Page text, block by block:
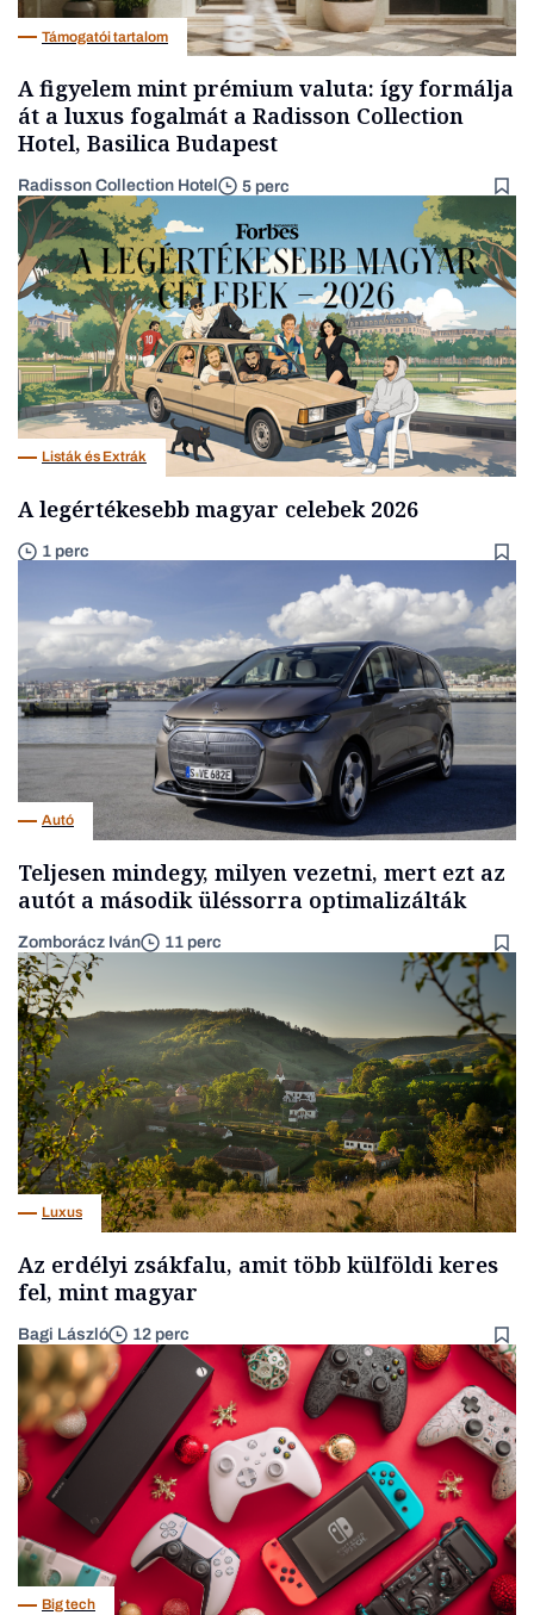
Támogatói tartalom
A figyelem mint prémium valuta: így formálja
át a luxus fogalmát a Radisson Collection
Hotel, Basilica Budapest
Radisson Collection Hotel 5 perc
Listák és Extrák
A legértékesebb magyar celebek 2026
1 perc
Autó
Teljesen mindegy, milyen vezetni, mert ezt az
autót a második üléssorra optimalizálták
Zomborácz Iván 11 perc
Luxus
Az erdélyi zsákfalu, amit több külföldi keres
fel, mint magyar
Bagi László 12 perc
Big tech